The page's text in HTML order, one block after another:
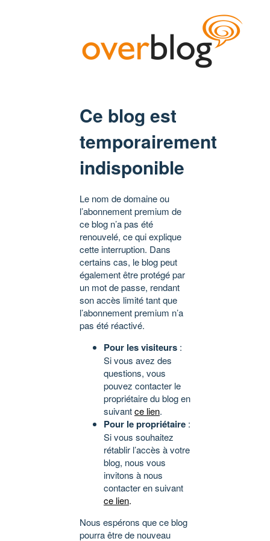
Ce blog est
temporairement
indisponible
Le nom de domaine ou
l’abonnement premium de
ce blog n’a pas été
renouvelé, ce qui explique
cette interruption. Dans
certains cas, le blog peut
également être protégé par
un mot de passe, rendant
son accès limité tant que
l’abonnement premium n’a
pas été réactivé.
Pour les visiteurs :
Si vous avez des
questions, vous
pouvez contacter le
propriétaire du blog en
suivantce lien.
Pour le propriétaire :
Si vous souhaitez
rétablir l’accès à votre
blog, nous vous
invitons à nous
contacter en suivant
ce lien.
Nous espérons que ce blog
pourra être de nouveau